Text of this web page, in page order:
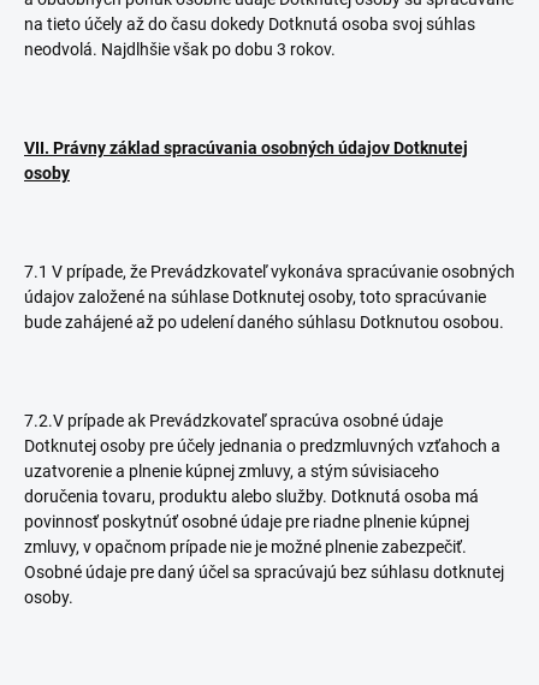
na tieto účely až do času dokedy Dotknutá osoba svoj súhlas
neodvolá. Najdlhšie však po dobu 3 rokov.
VII. Právny základ spracúvania osobných údajov Dotknutej
osoby
7.1 V prípade, že Prevádzkovateľ vykonáva spracúvanie osobných
údajov založené na súhlase Dotknutej osoby, toto spracúvanie
bude zahájené až po udelení daného súhlasu Dotknutou osobou.
7.2.V prípade ak Prevádzkovateľ spracúva osobné údaje
Dotknutej osoby pre účely jednania o predzmluvných vzťahoch a
uzatvorenie a plnenie kúpnej zmluvy, a stým súvisiaceho
doručenia tovaru, produktu alebo služby. Dotknutá osoba má
povinnosť poskytnúť osobné údaje pre riadne plnenie kúpnej
zmluvy, v opačnom prípade nie je možné plnenie zabezpečiť.
Osobné údaje pre daný účel sa spracúvajú bez súhlasu dotknutej
osoby.